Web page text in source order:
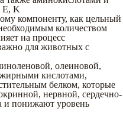
E, K
компоненту, как цельный
количеством
на процесс
для животных с
олеиновой,
кислотами,
белком, которые
нервной, сердечно-
и понижают уровень